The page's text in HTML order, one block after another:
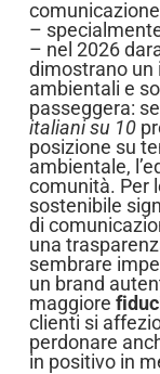
–
– nel 2026
dimostrano un
ambientali e
passeggera:
italiani su 10
posizione su
ambientale,
comunità. Per
sostenibile
di
una
sembrare
un brand
maggiore
clienti si
perdonare
in positivo in